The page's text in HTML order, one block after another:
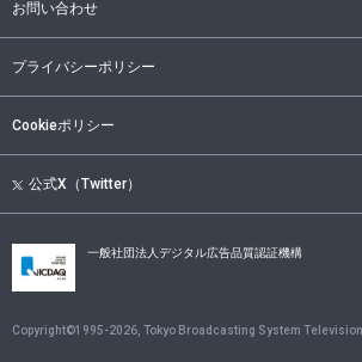
お問い合わせ
プライバシーポリシー
Cookieポリシー
公式X（Twitter）
一般社団法人デジタル広告品質認証機構
Copyright©1995-2026 , Tokyo Broadcasting System